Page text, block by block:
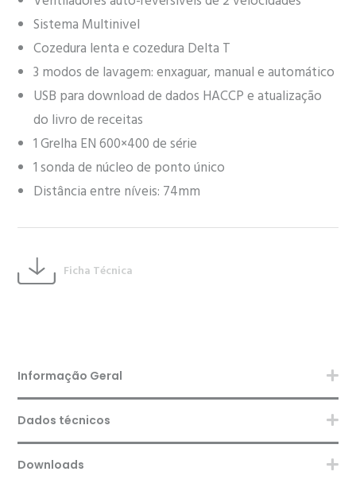
Sistema Multinivel
Cozedura lenta e cozedura Delta T
3 modos de lavagem: enxaguar, manual e automático
USB para download de dados HACCP e atualização
do livro de receitas
1 Grelha EN 600×400 de série
1 sonda de núcleo de ponto único
Distância entre níveis: 74mm
Ficha Técnica
Informação Geral
Dados técnicos
Downloads